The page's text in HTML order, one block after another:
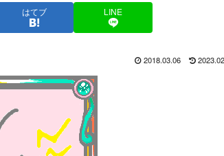
はてブ LINE
2018.03.06